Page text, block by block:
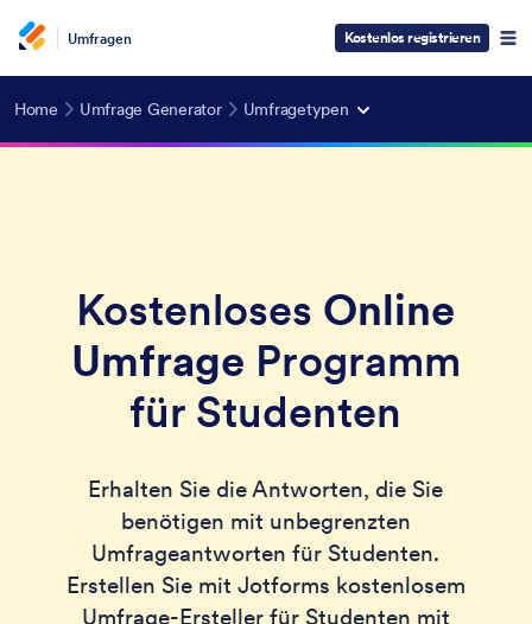
Umfragen Kostenlos registrieren
Home Umfrage Generator Umfragetypen
Kostenloses Online
Umfrage Programm
für Studenten
Erhalten Sie die Antworten, die Sie
benötigen mit unbegrenzten
Umfrageantworten für Studenten.
Erstellen Sie mit Jotforms kostenlosem
Umfrage-Ersteller für Studenten mit